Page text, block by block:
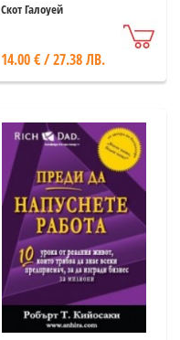
Скот Галоуей
14.00 € / 27.38 ЛВ.